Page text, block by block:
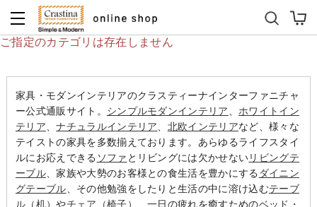
ダイニングテーブルセット
ご指定のカテゴリは存在しません
家具・モダンインテリアのクラスティーナインターファニチャ
ー公式通販サイト。 シンプルモダンインテリア
ホワイトイン
テリア 、ナチュラルインテリア 北欧インテリアなど、様々な
テイストの家具を多数揃えております。あらゆるライフスタイ
ルにお応えできる ソファ とリビングには欠かせないリビングテ
ーブル、家族や大勢のお客様との食生活を豊かにする ダイニン
グテーブル 、その他勉強をしたりと生活の中に溶け込むテーブ
ル（机）やチェア（椅子） 、一日の疲れを癒すためのベッド・